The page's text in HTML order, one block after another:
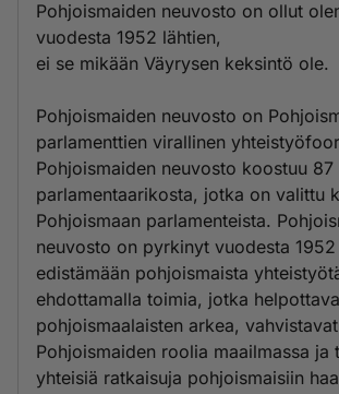
Pohjoismaiden neuvosto on ollut
vuodesta 1952 lähtien,
ei se mikään Väyrysen keksintö ole.
Pohjoismaiden neuvosto on
parlamenttien virallinen
Pohjoismaiden neuvosto koostuu 87
parlamentaarikosta, jotka on valittu
Pohjoismaan parlamenteista.
neuvosto on pyrkinyt vuodesta 1952
edistämään pohjoismaista
ehdottamalla toimia, jotka
pohjoismaalaisten arkea, vahvistavat
Pohjoismaiden roolia maailmassa ja
yhteisiä ratkaisuja pohjoismaisiin